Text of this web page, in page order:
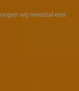
wij meestal een